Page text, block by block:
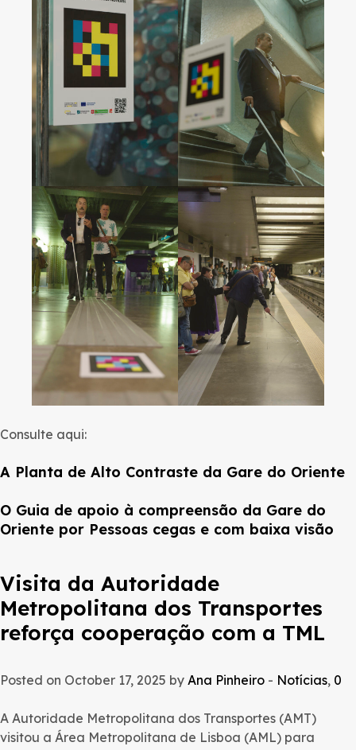
Consulte aqui:
A Planta de Alto Contraste da Gare do Oriente
O Guia de apoio à compreensão da Gare do
Oriente por Pessoas cegas e com baixa visão
Visita da Autoridade
Metropolitana dos Transportes
reforça cooperação com a TML
Posted on October 17, 2025 by Ana Pinheiro - Notícias, 0
A Autoridade Metropolitana dos Transportes (AMT)
visitou a Área Metropolitana de Lisboa (AML) para